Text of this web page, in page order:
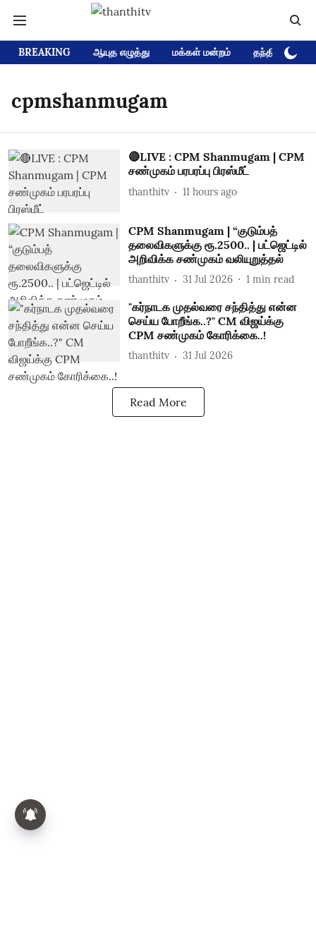
BREAKING ஆயுத எழுத்து மக்கள் மன்றம் தந்தி டிவி
cpmshanmugam
🔴LIVE : CPM Shanmugam | CPM
சண்முகம் பரபரப்பு பிரஸ்மீட்
thanthitv 11 hours ago
CPM Shanmugam | “குடும்பத்
தலைவிகளுக்கு ரூ.2500.. | பட்ஜெட்டில்
அறிவிக்க சண்முகம் வலியுறுத்தல்
thanthitv 31 Jul 2026 1 min read
"கர்நாடக முதல்வரை சந்தித்து என்ன
செய்ய போறீங்க..?" CM விஜய்க்கு
CPM சண்முகம் கோரிக்கை..!
thanthitv 31 Jul 2026
Read More